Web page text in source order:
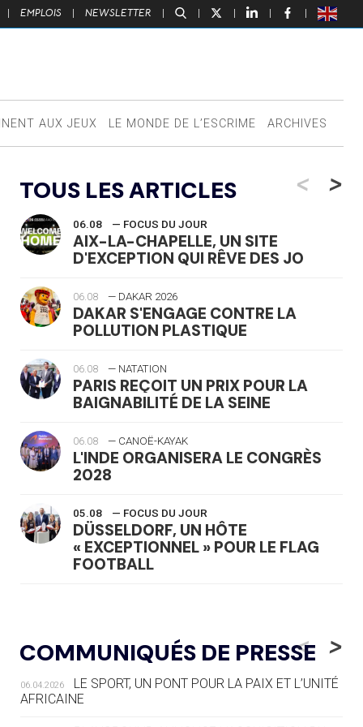
| EMPLOIS | NEWSLETTER | | | | |
AUX JEUX LE MONDE DE L’ESCRIME ARCHIVES
TOUS LES ARTICLES <
06.08 — FOCUS DU JOUR
AIX-LA-CHAPELLE, UN SITE
D'EXCEPTION QUI RÊVE DES JO
06.08 — DAKAR 2026
DAKAR S'ENGAGE CONTRE LA
POLLUTION PLASTIQUE
06.08 — NATATION
PARIS REÇOIT UN PRIX POUR LA
BAIGNABILITÉ DE LA SEINE
06.08 — CANOË-KAYAK
L'INDE ORGANISERA LE CONGRÈS
2028
05.08 — FOCUS DU JOUR
DÜSSELDORF, UN HÔTE
« EXCEPTIONNEL » POUR LE FLAG
FOOTBALL
LE RÊVE DE VOIR LA LUGE ALPINE
AUX JO « N'EST PAS FINI »
05.08 — TIR À L'ARC
DES MONDIAUX À BRISBANE SUR LA
>
COMMUNIQUÉS DE PRESSE
<
06.04.2026
LE SPORT, UN PONT POUR LA PAIX ET L’UNITÉ
AFRICAINE
>